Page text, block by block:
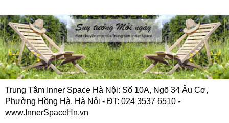
Trung Tâm Inner Space Hà Nội: Số 10A, Ngõ 34 Âu Cơ,
Phường Hồng Hà, Hà Nội - ĐT: 024 3537 6510 -
www.InnerSpaceHn.vn